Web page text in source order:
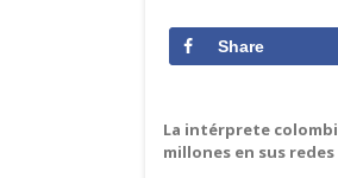
Share
La intérprete
millones en sus